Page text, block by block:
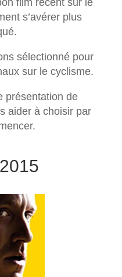
s’avérer plus
sélectionné pour
sur le cyclisme.
présentation de
aider à choisir par